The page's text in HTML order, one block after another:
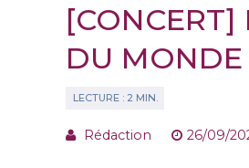
[CONCERT]
DU MONDE
Rédaction 26/09/